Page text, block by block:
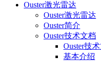
Ouster激光雷达
Ouster激光雷达
Ouster简介
Ouster技术文档
Ouster技
基本介绍